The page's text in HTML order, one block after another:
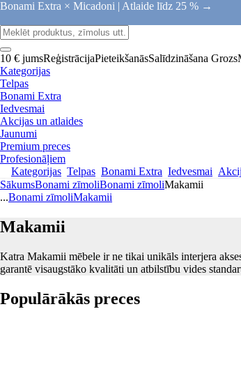
Bonami Extra × Micadoni | Atlaide līdz 25 % →
10 € jumsReģistrācijaPieteikšanāsSalīdzināšana Grozs
Kategorijas
Telpas
Bonami Extra
Iedvesmai
Akcijas un atlaides
Jaunumi
Premium preces
Profesionāļiem
Kategorijas Telpas Bonami Extra Iedvesmai
SākumsBonami zīmoliBonami zīmoliMakamii
...Bonami zīmoliMakamii
Makamii
Katra Makamii mēbele ir ne tikai unikāls interjera
garantē visaugstāko kvalitāti un atbilstību vides
Populārākās preces